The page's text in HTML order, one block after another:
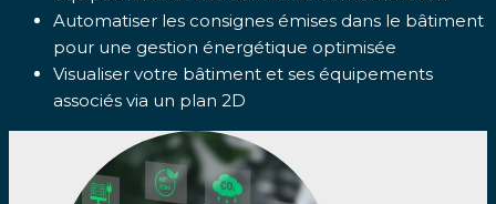
Automatiser les consignes émises dans le bâtiment
pour une gestion énergétique optimisée
Visualiser votre bâtiment et ses équipements
associés via un plan 2D